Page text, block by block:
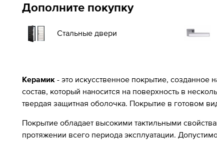
Дополните покупку
Стальные двери
Керамик - это искусственное покрытие, созданное
состав, который наносится на поверхность в
твердая защитная оболочка. Покрытие в готовом
Покрытие обладает высокими тактильными
протяжении всего периода эксплуатации.